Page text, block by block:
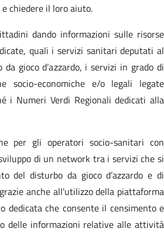
chiedere il loro aiuto.
dando informazioni sulle risorse
quali i servizi sanitari deputati al
gioco d’azzardo, i servizi in grado di
socio-economiche e/o legali legate
i Numeri Verdi Regionali dedicati alla
per gli operatori socio-sanitari con
di un network tra i servizi che si
del disturbo da gioco d’azzardo e di
anche all'utilizzo della piattaforma
dedicata che consente il censimento e
delle informazioni relative alle attività